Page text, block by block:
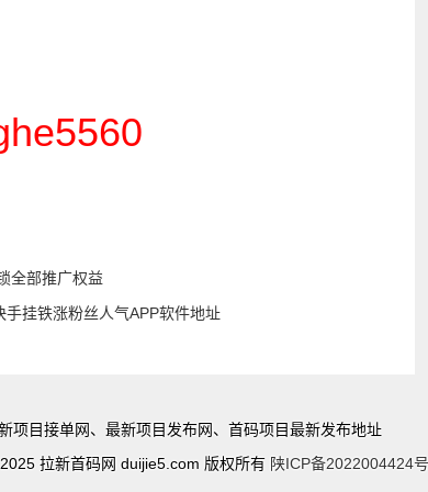
全部推广权益
挂铁涨粉丝人气APP软件地址
项目接单网、最新项目发布网、首码项目最新发布地址
拉新首码网 duijie5.com 版权所有 陕ICP备2022004424